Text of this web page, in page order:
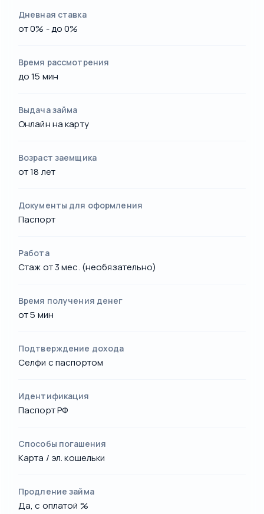
Дневная ставка
от 0% - до 0%
Время рассмотрения
до 15 мин
Выдача займа
Онлайн на карту
Возраст заемщика
от 18 лет
Документы для оформления
Паспорт
Работа
Стаж от 3 мес. (необязательно)
Время получения денег
от 5 мин
Подтверждение дохода
Селфи с паспортом
Идентификация
Паспорт РФ
Способы погашения
Карта / эл. кошельки
Продление займа
Да, с оплатой %